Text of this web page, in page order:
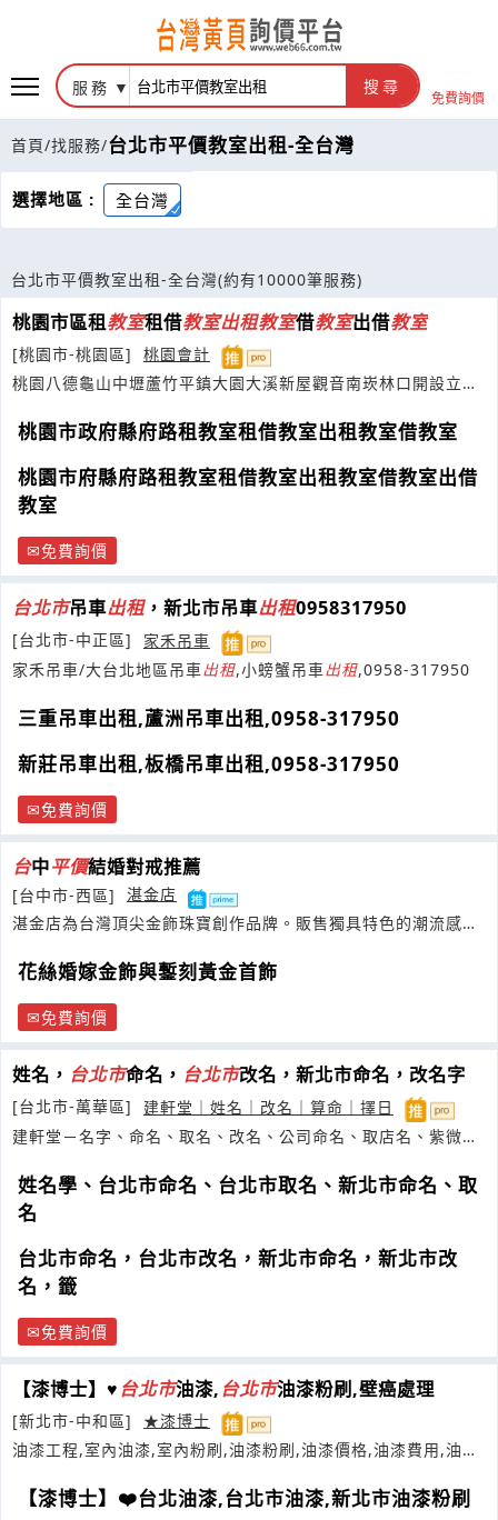
服務 搜尋
免費詢價
首頁/找服務/台北市平價教室出租-全台灣
選擇地區 : 全台灣
台北市平價教室出租-全台灣(約有10000筆服務)
桃園市區租教室租借教室出租教室借教室出借教室
[桃園市-桃園區]
桃園會計
桃園八德龜山中壢蘆竹平鎮大園大溪新屋觀音南崁林口開設立申
桃園市政府縣府路租教室租借教室出租教室借教室
桃園市府縣府路租教室租借教室出租教室借教室出借
教室
免費詢價
台北市吊車出租，新北市吊車出租0958317950
[台北市-中正區]
家禾吊車
家禾吊車/大台北地區吊車出租,小螃蟹吊車出租,0958-317950
三重吊車出租,蘆洲吊車出租,0958-317950
新莊吊車出租,板橋吊車出租,0958-317950
免費詢價
台中平價結婚對戒推薦
[台中市-西區]
湛金店
湛金店為台灣頂尖金飾珠寶創作品牌。販售獨具特色的潮流感金
花絲婚嫁金飾與鏨刻黃金首飾
免費詢價
姓名， 台北市命名， 台北市改名，新北市命名，改名字
[台北市-萬華區]
建軒堂｜姓名｜改名｜算命｜擇日
建軒堂－名字、命名、取名、改名、公司命名、取店名、紫微、
姓名學、台北市命名、台北市取名、新北市命名、取
名
台北市命名，台北市改名，新北市命名，新北市改
名，籤
免費詢價
【漆博士】♥ 台北市油漆, 台北市油漆粉刷,壁癌處理
[新北市-中和區]
★漆博士
油漆工程,室內油漆,室內粉刷,油漆粉刷,油漆價格,油漆費用,油漆
【漆博士】❤️台北油漆,台北市油漆,新北市油漆粉刷